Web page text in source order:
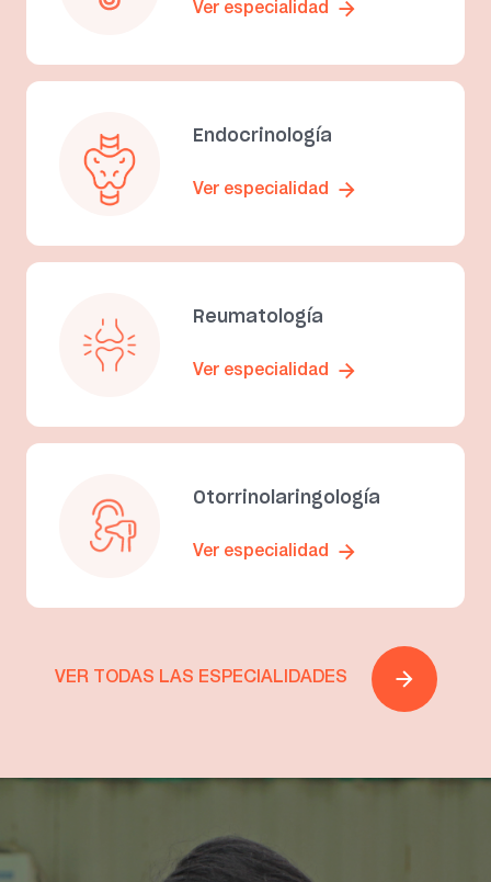
Ver especialidad
Endocrinología
Ver especialidad
Reumatología
Ver especialidad
Otorrinolaringología
Ver especialidad
VER TODAS LAS ESPECIALIDADES